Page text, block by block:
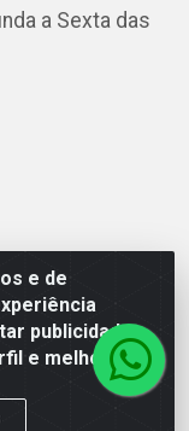
e de
publicidade
e melhorar a
a Sexta das
Paulo/SP - CEP
72